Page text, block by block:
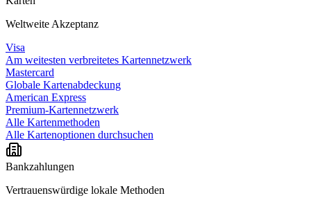
Weltweite Akzeptanz
Visa
Am weitesten verbreitetes Kartennetzwerk
Mastercard
Globale Kartenabdeckung
American Express
Premium-Kartennetzwerk
Alle Kartenmethoden
Alle Kartenoptionen durchsuchen
Bankzahlungen
Vertrauenswürdige lokale Methoden